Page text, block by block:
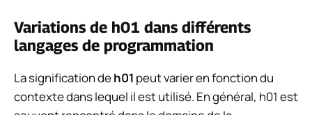
Variations de h01 dans différents
langages de programmation
La signification deh01 peut varier en fonction du
contexte dans lequel il est utilisé. En général, h01 est